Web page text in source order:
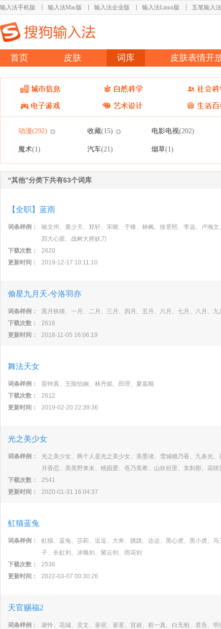
输入法手机版 输入法Mac版 输入法企业版 输入法Linux版 五笔输入法
首页 皮肤 词库 皮肤表情开
动漫(292) 收藏(15) 电影电视(202)
魔术(1) 汽车(21) 烟草(1)
“其他”分类下共有63个词库
【全职】蓝雨
词条样例：
喻文州、黄少天、郑轩、宋晓、于锋、林枫、徐景熙、李远、卢瀚
四大心脏、战树大师妖刀
下载次数：
2620
更新时间：
2019-12-17 10:11:10
偷星九月天-兮洛羽亦
词条样例：
黑月铁骑、一月、二月、三月、四月、五月、六月、七月、八月、
下载次数：
2616
更新时间：
2018-11-05 16:06:19
舞法天女
词条样例：
苗钟真、王陈怡娴、林丹妮、田理、夏嘉顺
下载次数：
2612
更新时间：
2019-02-20 22:39:36
光之美少女
词条样例：
光之美少女、两个人是光之美少女、美墨渚、雪城穗乃香、九条光
月香恋、美美野来未、桃园爱、苍乃美希、山吹祈里、东刹那、花
下载次数：
2541
更新时间：
2020-01-31 16:04:37
虹猫蓝兔
词条样例：
虹猫、蓝兔、莎莉、逗逗、大奔、跳跳、达达、黑心虎、黑小虎、
子、长虹剑、冰魄剑、紫云剑、雨花剑
下载次数：
2536
更新时间：
2022-03-07 00:30:26
天官赐福2
词条样例：
谢怜、花城、灵文、裴宿、裴茗、宣姬、权一真、白无相、君吾、